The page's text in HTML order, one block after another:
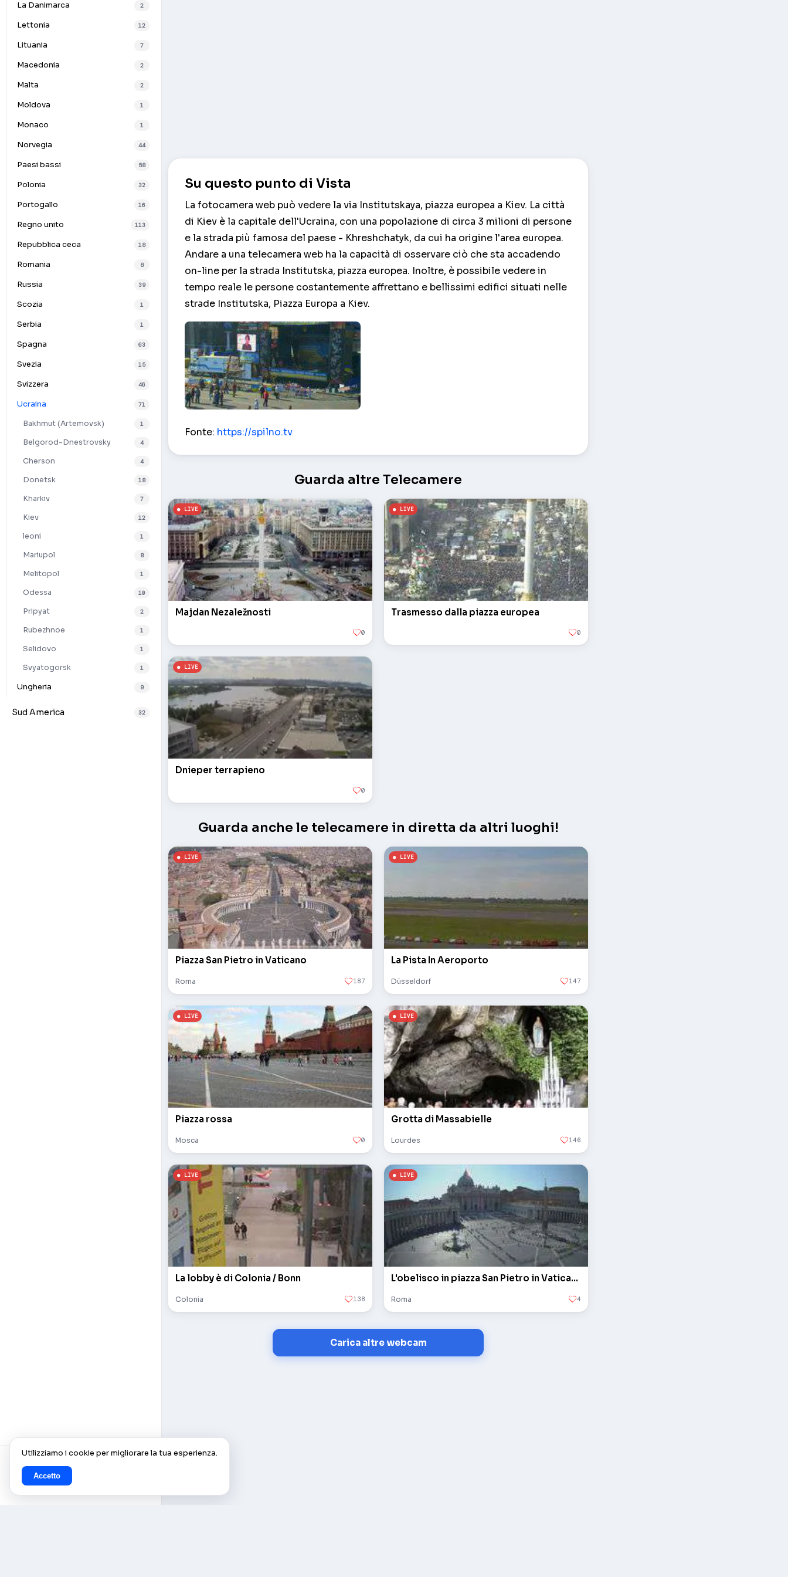
La Danimarca 2
Lettonia 12
Lituania 7
Macedonia 2
Malta 2
Moldova 1
Monaco 1
Norvegia 44
Paesi bassi 58
Polonia 32
Portogallo 16
Regno unito 113
Repubblica ceca 18
Romania 8
Russia 39
Scozia 1
Serbia 1
Spagna 63
Svezia 15
Svizzera 46
Ucraina 71
Bakhmut (Artemovsk) 1
Belgorod-Dnestrovsky 4
Cherson 4
Donetsk 18
Kharkiv 7
Kiev 12
leoni 1
Mariupol 8
Melitopol 1
Odessa 10
Pripyat 2
Rubezhnoe 1
Selidovo 1
Svyatogorsk 1
Ungheria 9
Sud America 32
Su questo punto di Vista
La fotocamera web può vedere la via Institutskaya, piazza europea a Kiev. La città
di Kiev è la capitale dell'Ucraina, con una popolazione di circa 3 milioni di persone
e la strada più famosa del paese - Khreshchatyk, da cui ha origine l'area europea.
Andare a una telecamera web ha la capacità di osservare ciò che sta accadendo
on-line per la strada Institutska, piazza europea. Inoltre, è possibile vedere in
tempo reale le persone costantemente affrettano e bellissimi edifici situati nelle
strade Institutska, Piazza Europa a Kiev.
Fonte: https://spilno.tv
Guarda altre Telecamere
Majdan Nezaležnosti
0
Trasmesso dalla piazza europea
0
Dnieper terrapieno
0
Guarda anche le telecamere in diretta da altri luoghi!
Piazza San Pietro in Vaticano
Roma 187
La Pista In Aeroporto
Düsseldorf 147
Piazza rossa
Mosca 0
Grotta di Massabielle
Lourdes 146
La lobby è di Colonia / Bonn
Colonia 138
L'obelisco in piazza San Pietro in Vaticano
Roma 4
Carica altre webcam
Utilizziamo i cookie per migliorare la tua esperienza.
Accetto